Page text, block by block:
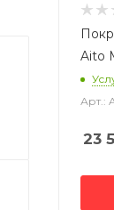
Aito
Арт.:
23